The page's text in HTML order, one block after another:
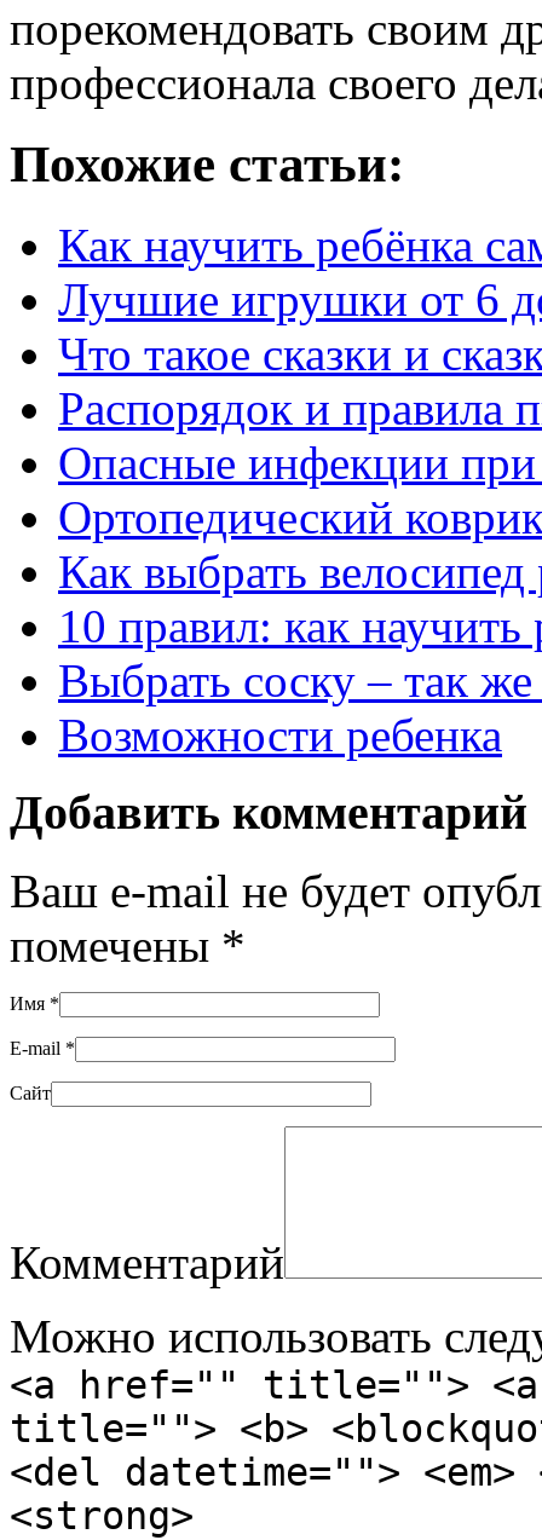
порекомендовать своим
профессионала своего
Похожие статьи:
Как научить ребёнка
Лучшие игрушки от 6
Что такое сказки и
Распорядок и правила
Опасные инфекции при
Ортопедический
Как выбрать велосипед
10 правил: как научить
Выбрать соску – так же
Возможности ребенка
Добавить комментарий
Ваш e-mail не будет
помечены *
Имя *
E-mail *
Сайт
Комментарий
Можно использовать
<a href="" title="">
title=""> <b>
<del datetime="">
<strong>